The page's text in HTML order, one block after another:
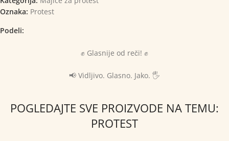
Oznaka: Protest
Podeli:
✊ Glasnije od reči! ✊
📢 Vidljivo. Glasno. Jako. 🖐
POGLEDAJTE SVE PROIZVODE NA TEMU:
PROTEST